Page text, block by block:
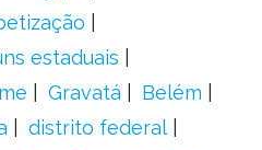
estaduais
Gravatá
Belém
distrito federal